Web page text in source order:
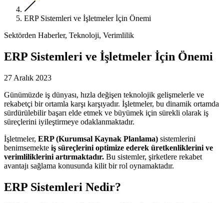
ERP Sistemleri ve İşletmeler İçin Önemi
Sektörden Haberler, Teknoloji, Verimlilik
ERP Sistemleri ve İşletmeler İçin Önemi
27 Aralık 2023
Günümüzde iş dünyası, hızla değişen teknolojik gelişmelerle ve
rekabetçi bir ortamla karşı karşıyadır. İşletmeler, bu dinamik ortamda
sürdürülebilir başarı elde etmek ve büyümek için sürekli olarak iş
süreçlerini iyileştirmeye odaklanmaktadır.
İşletmeler, ERP (Kurumsal Kaynak Planlama) sistemlerini
benimsemekte iş süreçlerini optimize ederek üretkenliklerini ve
verimliliklerini artırmaktadır. Bu sistemler, şirketlere rekabet
avantajı sağlama konusunda kilit bir rol oynamaktadır.
ERP Sistemleri Nedir?